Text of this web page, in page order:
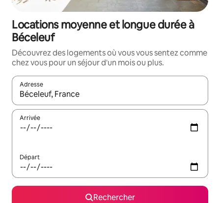
Locations moyenne et longue durée à
Béceleuf
Découvrez des logements où vous vous sentez comme
chez vous pour un séjour d'un mois ou plus.
Adresse
Lorsque les résultats s'affichent, utilisez les flèches vers le
Arrivée
Départ
Rechercher